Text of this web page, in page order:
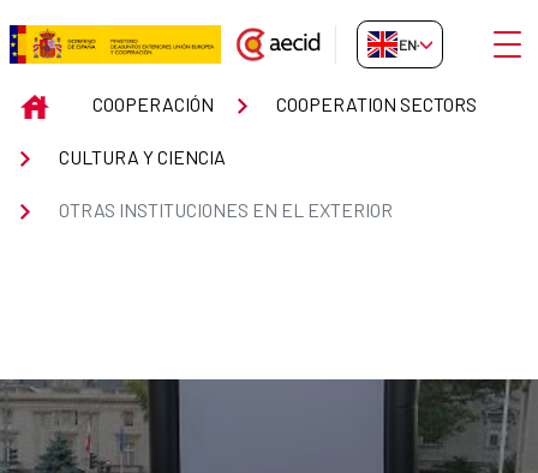
Skip to Main Content
Otras instituciones en el
EN-GB
INICIOCOOPERACIÓN COOPERATION SECTORS
CULTURA Y CIENCIA
OTRAS INSTITUCIONES EN EL EXTERIOR